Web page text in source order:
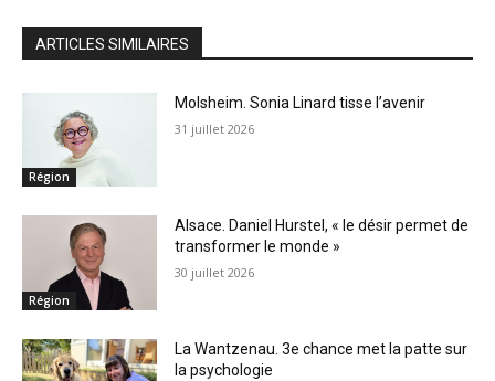
ARTICLES SIMILAIRES
Région
Molsheim. Sonia Linard tisse l’avenir
31 juillet 2026
Région
Alsace. Daniel Hurstel, « le désir permet de
transformer le monde »
30 juillet 2026
La Wantzenau. 3e chance met la patte sur
la psychologie